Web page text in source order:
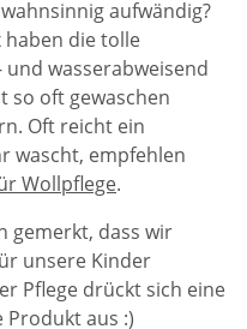
aufwändig?
haben die tolle
und wasserabweisend
so oft gewaschen
Oft reicht ein
wascht, empfehlen
Wollpflege.
gemerkt, dass wir
unsere Kinder
Pflege drückt sich eine
aus :)